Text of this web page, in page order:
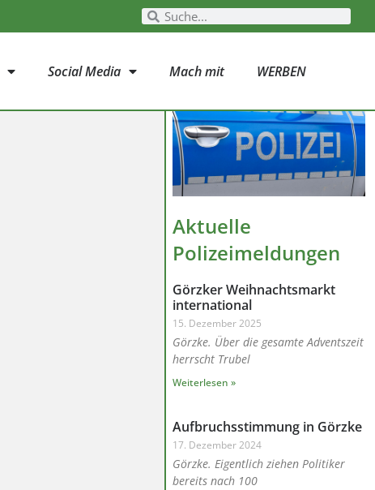
Social Media Mach mit WERBEN
Aktuelle
Polizeimeldungen
Görzker Weihnachtsmarkt
international
15. Dezember 2025
Görzke. Über die gesamte Adventszeit
herrscht Trubel
Weiterlesen »
Aufbruchsstimmung in Görzke
17. Dezember 2024
Görzke. Eigentlich ziehen Politiker
bereits nach 100